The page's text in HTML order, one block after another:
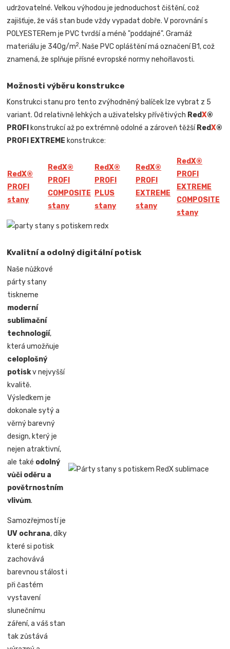
udržovatelné. Velkou výhodou je jednoduchost čištění, což
zajišťuje, že váš stan bude vždy vypadat dobře. V porovnání s
POLYESTERem je PVC tvrdší a méně "poddajné". Gramáž
materiálu je 340g/m2. Naše PVC opláštění má označení B1, což
znamená, že splňuje přísné evropské normy nehořlavosti.
Možnosti výběru konstrukce
Konstrukci stanu pro tento zvýhodněný balíček lze vybrat z 5
variant. Od relativně lehkých a uživatelsky přívětivých RedX®
PROFI konstrukcí až po extrémně odolné a zároveň těžší RedX®
PROFI EXTREME konstrukce:
RedX®
PROFI
stany
RedX®
PROFI
COMPOSITE
stany
RedX®
PROFI
PLUS
stany
RedX®
PROFI
EXTREME
stany
RedX®
PROFI
EXTREME
COMPOSITE
stany
Kvalitní a odolný digitální potisk
Naše nůžkové
párty stany
tiskneme
moderní
sublimační
technologií,
která umožňuje
celoplošný
potiskv nejvyšší
kvalitě.
Výsledkem je
dokonale sytý a
věrný barevný
design, který je
nejen atraktivní,
ale také odolný
vůči oděru a
povětrnostním
vlivům.
Samozřejmostí je
UV ochrana, díky
které si potisk
zachovává
barevnou stálost i
při častém
vystavení
slunečnímu
záření, a váš stan
tak zůstává